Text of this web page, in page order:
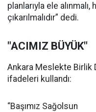
planlarıyla ele
çıkarılmalıdır” dedi.
"ACIMIZ BÜYÜK"
Ankara Meslekte Birlik
ifadeleri kullandı:
“Başımız Sağolsun